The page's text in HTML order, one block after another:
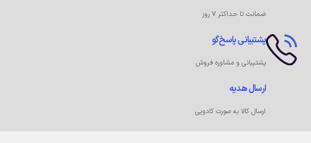
ضمانت تا حداکثر ۷ روز
پشتیبانی پاسخ‌گو
پشتیبانی و مشاوره فروش
ارسال هدیه
ارسال کالا به صورت کادویی